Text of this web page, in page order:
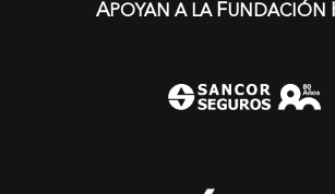
APOYAN A LA FUNDACIÓN